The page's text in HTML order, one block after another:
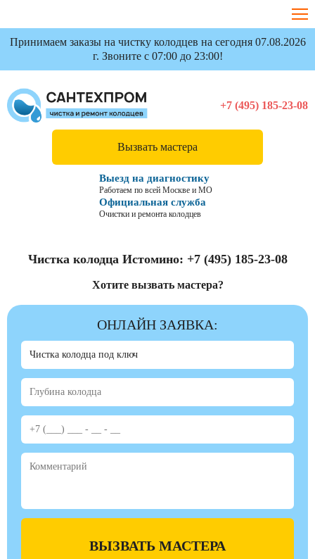
Принимаем заказы на чистку колодцев на сегодня 07.08.2026
г. Звоните с 07:00 до 23:00!
Вызвать мастера
Выезд на диагностику
Работаем по всей Москве и МО
Официальная служба
Очистки и ремонта колодцев
+7 (495) 185-23-08
Чистка колодца Истомино: +7 (495) 185-23-08
Хотите вызвать мастера?
ОНЛАЙН ЗАЯВКА:
ВЫЗВАТЬ МАСТЕРА